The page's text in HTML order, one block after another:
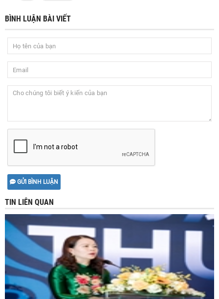
BÌNH LUẬN BÀI VIẾT
GỬI BÌNH LUẬN
TIN LIÊN QUAN